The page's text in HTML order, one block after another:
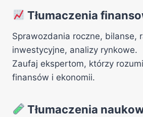
Tłumaczenia
Sprawozdania roczne, bilanse,
inwestycyjne, analizy rynkowe.
Zaufaj ekspertom, którzy
finansów i ekonomii.
Tłumaczenia